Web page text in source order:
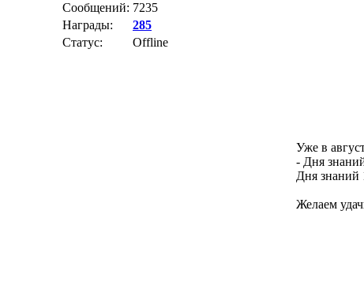
Сообщений: 7235
Награды:
285
Статус:
Offline
Уже в
- Дня
Дня знаний
Желаем